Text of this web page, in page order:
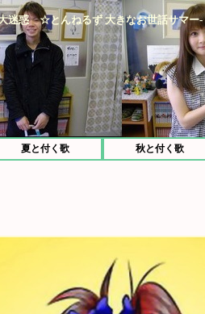
迷惑 ☆とんねるず 大きなお世話サマー-
夏と付く歌 秋と付く歌